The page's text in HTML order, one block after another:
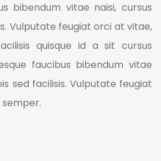
bibendum vitae naisi, cursus
Vulputate feugiat orci at vitae,
quisque id a sit cursus
faucibus bibendum vitae
sed facilisis. Vulputate feugiat